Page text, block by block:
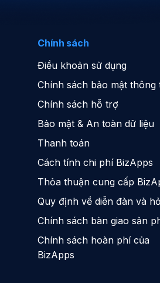
Chính sách
Điều khoản sử dụng
Chính sách bảo mật thông
Chính sách hỗ trợ
Bảo mật & An toàn dữ liệu
Thanh toán
Cách tính chi phí BizApps
Thỏa thuận cung cấp
Quy định về diễn đàn và
Chính sách bàn giao sản
Chính sách hoàn phí của
BizApps